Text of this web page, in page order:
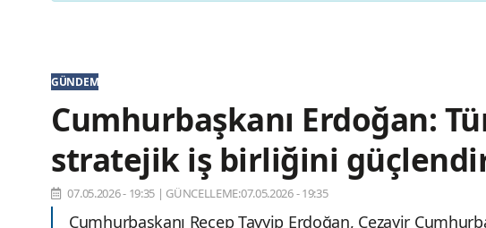
GÜNDEM
Cumhurbaşkanı Erdoğan:
stratejik iş birliğini
07.05.2026 - 19:35 | GÜNCELLEME:07.05.2026 - 19:35
Cumhurbaşkanı Recep Tayyip Erdoğan, Cezayir